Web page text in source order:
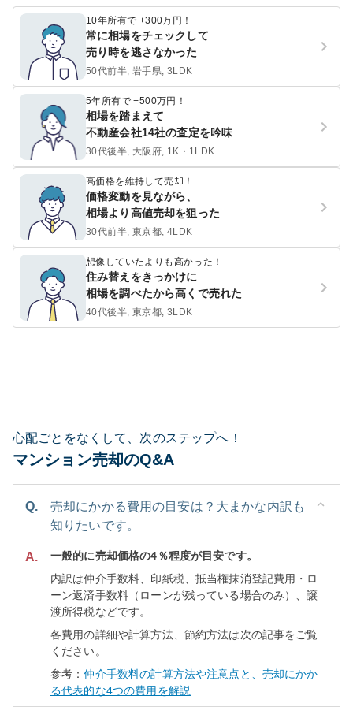
10年所有で +300万円！
常に相場をチェックして
売り時を逃さなかった
50代前半, 岩手県, 3LDK
5年所有で +500万円！
相場を踏まえて
不動産会社14社の査定を吟味
30代後半, 大阪府, 1K・1LDK
高価格を維持して売却！
価格変動を見ながら、
相場より高値売却を狙った
30代前半, 東京都, 4LDK
想像していたよりも高かった！
住み替えをきっかけに
相場を調べたから高くで売れた
40代後半, 東京都, 3LDK
心配ごとをなくして、次のステップへ！
マンション売却のQ&A
Q.
売却にかかる費用の目安は？大まかな内訳も
知りたいです。
A.
一般的に売却価格の4％程度が目安です。
内訳は仲介手数料、印紙税、抵当権抹消登記費用・ロ
ーン返済手数料（ローンが残っている場合のみ）、譲
渡所得税などです。
各費用の詳細や計算方法、節約方法は次の記事をご覧
ください。
参考：仲介手数料の計算方法や注意点と、売却にかか
る代表的な4つの費用を解説